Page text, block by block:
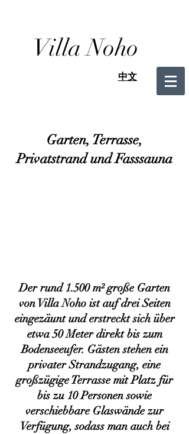
Villa Noho
中文
Garten, Terrasse,
Privatstrand und Fasssauna
Der rund 1.500 m² große Garten
von Villa Noho ist auf drei Seiten
eingezäunt und erstreckt sich über
etwa 50 Meter direkt bis zum
Bodenseeufer. Gästen stehen ein
privater Strandzugang, eine
großzügige Terrasse mit Platz für
bis zu 10 Personen sowie
verschiebbare Glaswände zur
Verfügung, sodass man auch bei